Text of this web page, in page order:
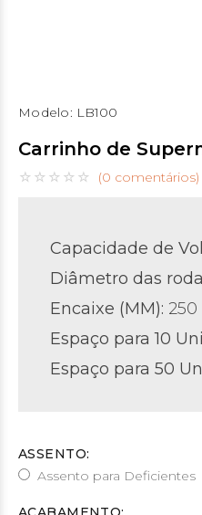
Modelo: LB100
Carrinho de
(0 comentários)
Capacidade de
Diâmetro das
Encaixe (MM): 250
Espaço para 10
Espaço para 50
ASSENTO:
Assento para Deficientes